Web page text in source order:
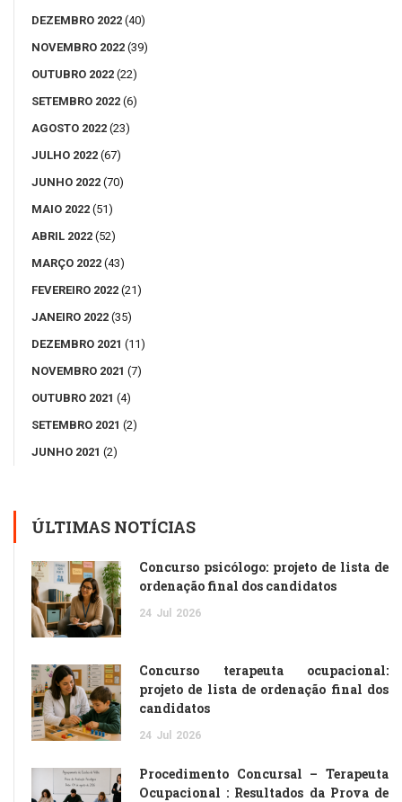
DEZEMBRO 2022 (40)
NOVEMBRO 2022 (39)
OUTUBRO 2022 (22)
SETEMBRO 2022 (6)
AGOSTO 2022 (23)
JULHO 2022 (67)
JUNHO 2022 (70)
MAIO 2022 (51)
ABRIL 2022 (52)
MARÇO 2022 (43)
FEVEREIRO 2022 (21)
JANEIRO 2022 (35)
DEZEMBRO 2021 (11)
NOVEMBRO 2021 (7)
OUTUBRO 2021 (4)
SETEMBRO 2021 (2)
JUNHO 2021 (2)
ÚLTIMAS NOTÍCIAS
Concurso psicólogo: projeto de lista de
ordenação final dos candidatos
24 Jul 2026
Concurso terapeuta ocupacional:
projeto de lista de ordenação final dos
candidatos
24 Jul 2026
Procedimento Concursal – Terapeuta
Ocupacional : Resultados da Prova de